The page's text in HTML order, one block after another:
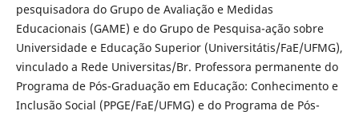
pesquisadora do Grupo de Avaliação e Medidas
Educacionais (GAME) e do Grupo de Pesquisa-ação sobre
Universidade e Educação Superior (Universitátis/FaE/UFMG),
vinculado a Rede Universitas/Br. Professora permanente do
Programa de Pós-Graduação em Educação: Conhecimento e
Inclusão Social (PPGE/FaE/UFMG) e do Programa de Pós-